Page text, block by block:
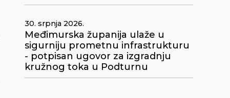
30. srpnja 2026.
Međimurska županija ulaže u
sigurniju prometnu infrastrukturu
- potpisan ugovor za izgradnju
kružnog toka u Podturnu